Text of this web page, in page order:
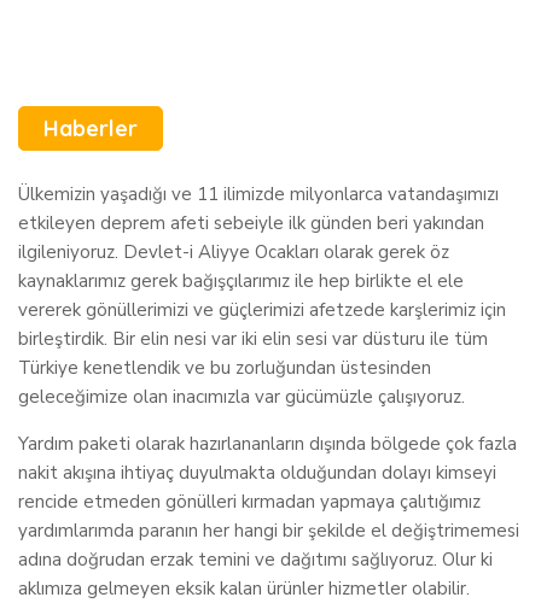
Haberler
Ülkemizin yaşadığı ve 11 ilimizde milyonlarca vatandaşımızı
etkileyen deprem afeti sebeiyle ilk günden beri yakından
ilgileniyoruz. Devlet-i Aliyye Ocakları olarak gerek öz
kaynaklarımız gerek bağışçılarımız ile hep birlikte el ele
vererek gönüllerimizi ve güçlerimizi afetzede karşlerimiz için
birleştirdik. Bir elin nesi var iki elin sesi var düsturu ile tüm
Türkiye kenetlendik ve bu zorluğundan üstesinden
geleceğimize olan inacımızla var gücümüzle çalışıyoruz.
Yardım paketi olarak hazırlananların dışında bölgede çok fazla
nakit akışına ihtiyaç duyulmakta olduğundan dolayı kimseyi
rencide etmeden gönülleri kırmadan yapmaya çalıtığımız
yardımlarımda paranın her hangi bir şekilde el değiştrimemesi
adına doğrudan erzak temini ve dağıtımı sağlıyoruz. Olur ki
aklımıza gelmeyen eksik kalan ürünler hizmetler olabilir.